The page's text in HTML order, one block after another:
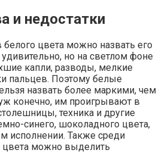
и недостатки
цвета можно назвать его
удивительно, но на светлом фоне
капли, разводы, мелкие
пальцев. Поэтому белые
назвать более маркими, чем
конечно, им проигрывают в
техника и другие
синего, шоколадного цвета,
исполнении. Также среди
цвета можно выделить